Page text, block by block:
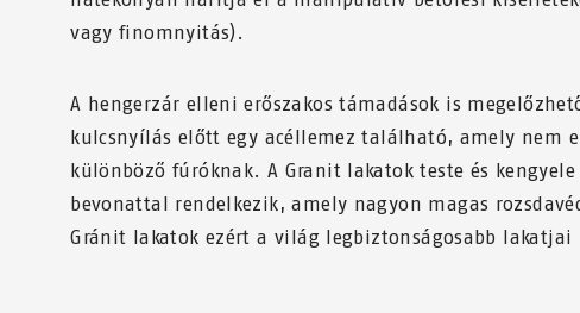
vagy finomnyitás).
A hengerzár elleni erőszakos támadások is
kulcsnyílás előtt egy acéllemez található, amely nem
különböző fúróknak. A Granit lakatok teste és kengyele
bevonattal rendelkezik, amely nagyon magas
Gránit lakatok ezért a világ legbiztonságosabb lakatjai